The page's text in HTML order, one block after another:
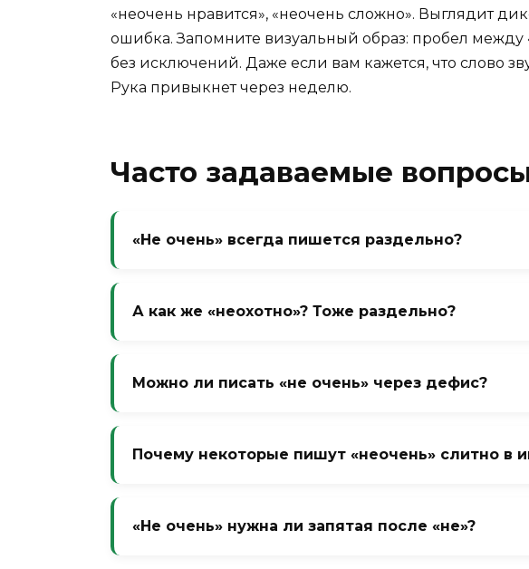
«неочень нравится», «неочень сложно». Выглядит
ошибка. Запомните визуальный образ: пробел между
без исключений. Даже если вам кажется, что слово
Рука привыкнет через неделю.
Часто задаваемые
«Не очень» всегда пишется раздельно?
А как же «неохотно»? Тоже раздельно?
слово. А «не очень» — свободное сочетание.
Можно ли писать «не очень» через дефис?
Почему некоторые пишут «неочень» слитно в
других слов. Это ошибка.
«Не очень» нужна ли запятая после «не»?